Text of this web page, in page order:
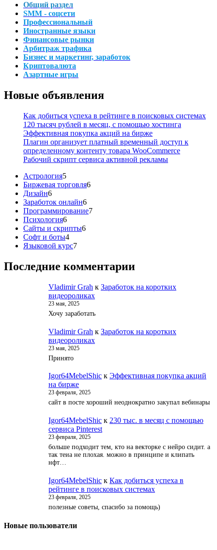
Общий раздел
SMM - соцсети
Профессиональный
Иностранные языки
Финансовые рынки
Арбитраж трафика
Бизнес и маркетинг, заработок
Криптовалюта
Азартные игры
Новые объявления
Как добиться успеха в рейтинге в поисковых системах
120 тысяч рублей в месяц, с помощью хостинга
Эффективная покупка акций на бирже
Плагин организует платный временный доступ к
определенному контенту товара WooCommerce
Рабочий скрипт сервиса активной рекламы
Астрология55
товаров
Биржевая торговля66
Дизайн66
товаров
Заработок онлайн66
товаров
Программирование77
Психология66
товаров
Сайты и скрипты66
Софт и боты44
товара
Языковой курс77
Последние комментарии
Vladimir Grah к Заработок на коротких
видеороликах
23 мая, 2025
Хочу заработать
Vladimir Grah к Заработок на коротких
видеороликах
23 мая, 2025
Принято
Igor64MebelShic к Эффективная покупка акций
на бирже
23 февраля, 2025
сайт в посте хороший неоднократно закупал вебинары
Igor64MebelShic к 230 тыс. в месяц с помощью
сервиса Pinterest
23 февраля, 2025
больше подходит тем, кто на векторке с нейро сидит. а
так теиа не плохая. можно в принципе и клипать
нфт…
Igor64MebelShic к Как добиться успеха в
рейтинге в поисковых системах
23 февраля, 2025
полезные советы, спасибо за помощь)
Новые пользователи